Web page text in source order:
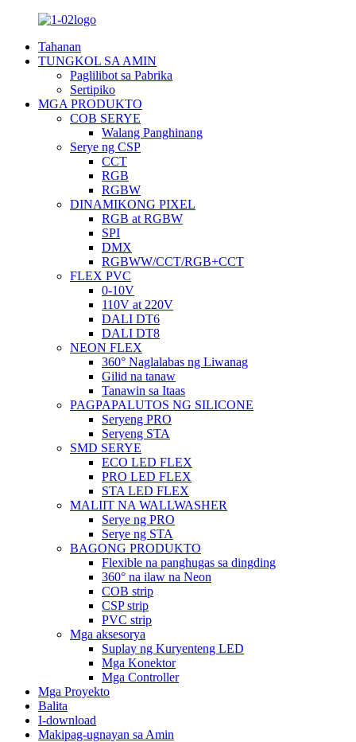
Tahanan
TUNGKOL SA AMIN
Paglilibot sa Pabrika
Sertipiko
MGA PRODUKTO
COB SERYE
Walang Panghinang
Serye ng CSP
CCT
RGB
RGBW
DINAMIKONG PIXEL
RGB at RGBW
SPI
DMX
RGBWW/CCT/RGB+CCT
FLEX PVC
0-10V
110V at 220V
DALI DT6
DALI DT8
NEON FLEX
360° Naglalabas ng Liwanag
Gilid na tanaw
Tanawin sa Itaas
PAGPAPALUTOS NG SILICONE
Seryeng PRO
Seryeng STA
SMD SERYE
ECO LED FLEX
PRO LED FLEX
STA LED FLEX
MALIIT NA WALLWASHER
Serye ng PRO
Serye ng STA
BAGONG PRODUKTO
Flexible na panghugas sa dingding
360° na ilaw na Neon
COB strip
CSP strip
PVC strip
Mga aksesorya
Suplay ng Kuryenteng LED
Mga Konektor
Mga Controller
Mga Proyekto
Balita
I-download
Makipag-ugnayan sa Amin